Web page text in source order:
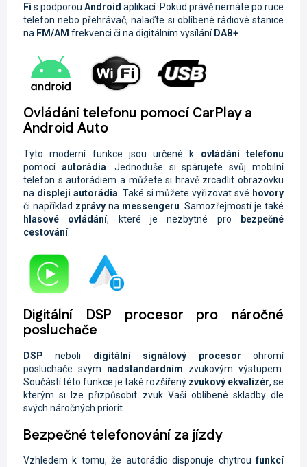
Fi s podporou Android aplikací. Pokud právě nemáte po ruce
telefon nebo přehrávač, nalaďte si oblíbené rádiové stanice
na FM/AM frekvenci či na digitálním vysílání DAB+
Ovládání telefonu pomocí CarPlay a
Android Auto
Tyto moderní funkce jsou určené k ovládání telefonu
pomocíautorádia . Jednoduše si spárujete svůj mobilní
telefon s autorádiem a můžete si hravě zrcadlit obrazovku
na displeji autorádia . Také si můžete vyřizovat své hovory
či například zprávy na messengeru . Samozřejmostí je také
hlasové ovládání, které je nezbytné pro
bezpečné
cestování.
Digitální DSP procesor pro náročné
posluchače
DSP neboli digitální signálový procesorohromí
posluchače svým nadstandardním zvukovým výstupem.
Součástí této funkce je také rozšířený zvukový ekvalizér, se
kterým si lze přizpůsobit zvuk Vaší oblíbené skladby dle
svých náročných priorit.
Bezpečné telefonování za jízdy
Vzhledem k tomu, že autorádio disponuje chytroufunkcí